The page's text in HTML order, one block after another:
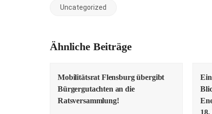
Uncategorized
Ähnliche Beiträge
Mobilitätsrat Flensburg übergibt
Bürgergutachten an die
Ratsversammlung!